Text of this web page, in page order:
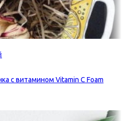
с витамином Vitamin C Foam